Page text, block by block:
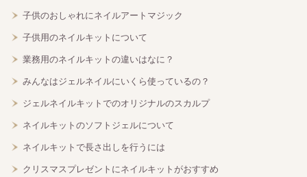
子供のおしゃれにネイルアートマジック
子供用のネイルキットについて
業務用のネイルキットの違いはなに？
みんなはジェルネイルにいくら使っているの？
ジェルネイルキットでのオリジナルのスカルプ
ネイルキットのソフトジェルについて
ネイルキットで長さ出しを行うには
クリスマスプレゼントにネイルキットがおすすめ